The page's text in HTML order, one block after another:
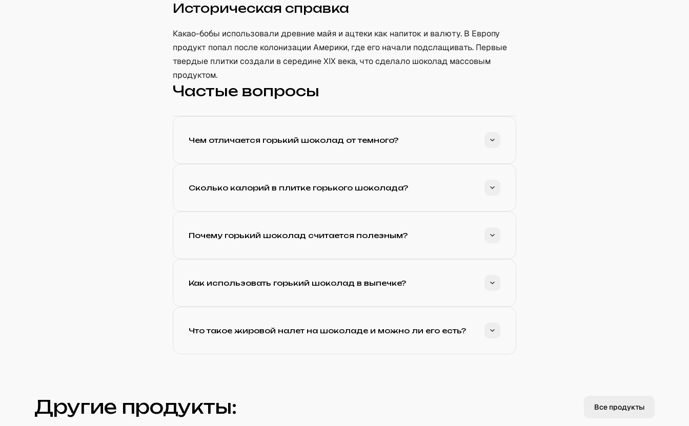
Историческая справка
Какао-бобы использовали древние майя и ацтеки как напиток и валюту. В Европу
продукт попал после колонизации Америки, где его начали подслащивать. Первые
твердые плитки создали в середине XIX века, что сделало шоколад массовым
продуктом.
Частые вопросы
Чем отличается горький шоколад от темного?
Сколько калорий в плитке горького шоколада?
Почему горький шоколад считается полезным?
Как использовать горький шоколад в выпечке?
Что такое жировой налет на шоколаде и можно ли его есть?
Другие продукты: Все продукты